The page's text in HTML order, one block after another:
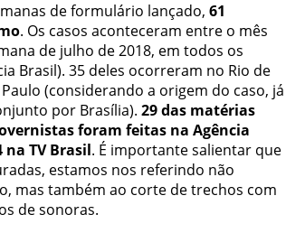
de formulário lançado, 61
. Os casos aconteceram entre o mês
de julho de 2018, em todos os
Brasil). 35 deles ocorreram no Rio de
(considerando a origem do caso, já
por Brasília). 29 das matérias
foram feitas na Agência
TV Brasil. É importante salientar que
estamos nos referindo não
mas também ao corte de trechos com
de sonoras.